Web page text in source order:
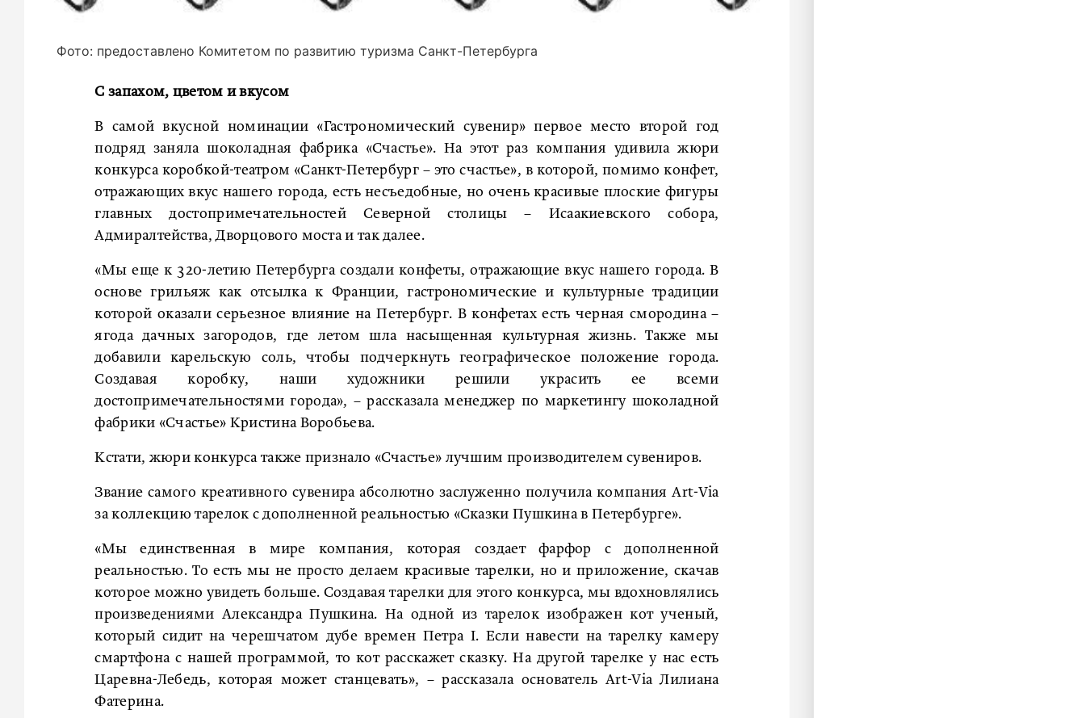
Фото: предоставлено Комитетом по развитию туризма Санкт-Петербурга
С запахом, цветом и вкусом
В самой вкусной номинации «Гастрономический сувенир» первое место второй год
подряд заняла шоколадная фабрика «Счастье». На этот раз компания удивила жюри
конкурса коробкой-театром «Санкт-Петербург – это счастье», в которой, помимо конфет,
отражающих вкус нашего города, есть несъедобные, но очень красивые плоские фигуры
главных достопримечательностей Северной столицы – Исаакиевского собора,
Адмиралтейства, Дворцового моста и так далее.
«Мы еще к 320-летию Петербурга создали конфеты, отражающие вкус нашего города. В
основе грильяж как отсылка к Франции, гастрономические и культурные традиции
которой оказали серьезное влияние на Петербург. В конфетах есть черная смородина –
ягода дачных загородов, где летом шла насыщенная культурная жизнь. Также мы
добавили карельскую соль, чтобы подчеркнуть географическое положение города.
Создавая коробку, наши художники решили украсить ее всеми
достопримечательностями города», – рассказала менеджер по маркетингу шоколадной
фабрики «Счастье» Кристина Воробьева.
Кстати, жюри конкурса также признало «Счастье» лучшим производителем сувениров.
Звание самого креативного сувенира абсолютно заслуженно получила компания Art-Via
за коллекцию тарелок с дополненной реальностью «Сказки Пушкина в Петербурге».
«Мы единственная в мире компания, которая создает фарфор с дополненной
реальностью. То есть мы не просто делаем красивые тарелки, но и приложение, скачав
которое можно увидеть больше. Создавая тарелки для этого конкурса, мы вдохновлялись
произведениями Александра Пушкина. На одной из тарелок изображен кот ученый,
который сидит на черешчатом дубе времен Петра I. Если навести на тарелку камеру
смартфона с нашей программой, то кот расскажет сказку. На другой тарелке у нас есть
Царевна-Лебедь, которая может станцевать», – рассказала основатель Art-Via Лилиана
Фатерина.